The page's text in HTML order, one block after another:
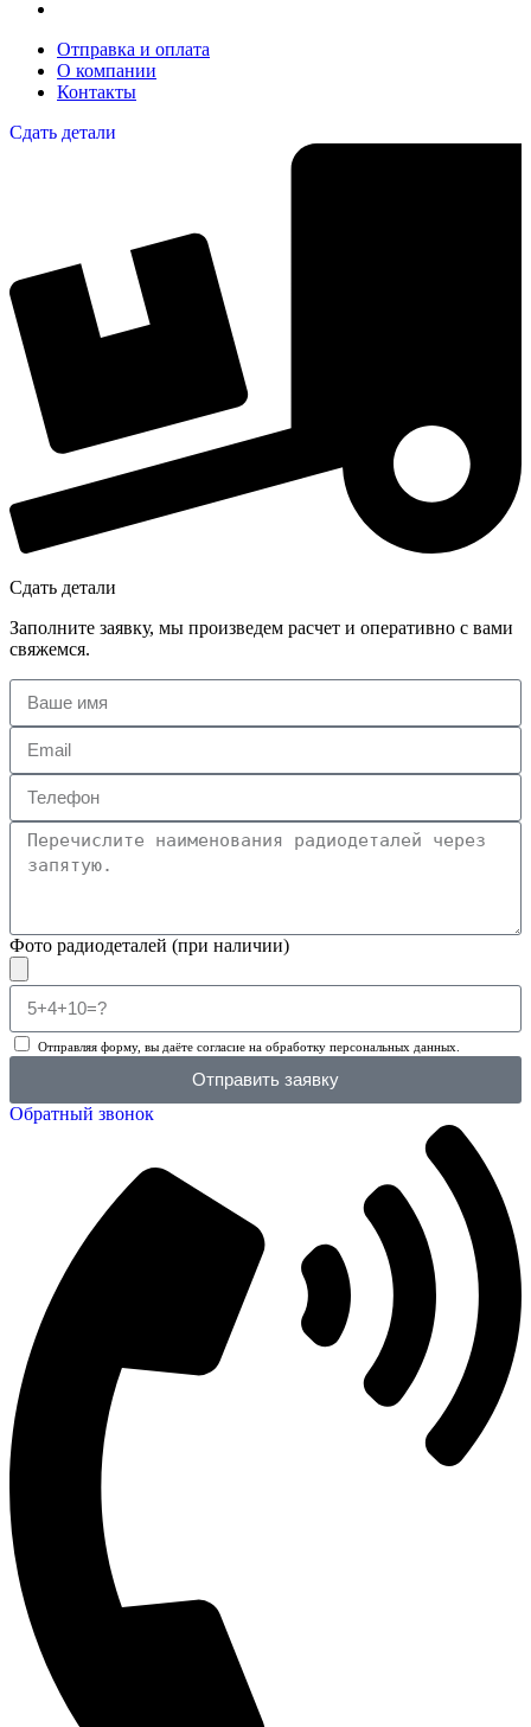
Отправка и оплата
О компании
Контакты
Сдать детали
Сдать детали
Заполните заявку, мы произведем расчет и оперативно с вами
свяжемся.
Фото радиодеталей (при наличии)
Отправляя форму, вы даёте согласие на обработку персональных данных.
Отправить заявку
Обратный звонок